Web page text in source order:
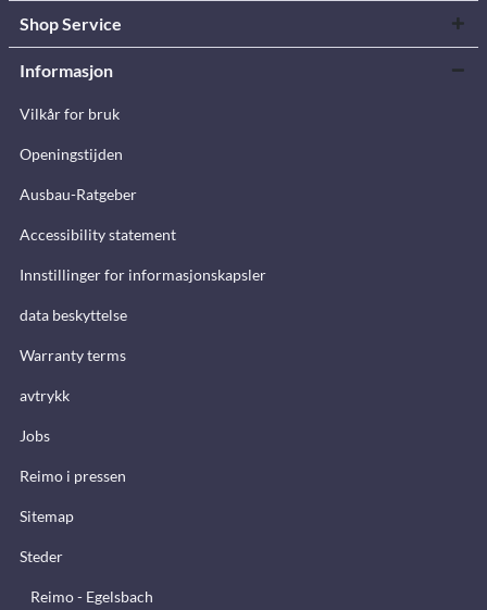
Shop Service
Informasjon
Vilkår for bruk
Openingstijden
Ausbau-Ratgeber
Accessibility statement
Innstillinger for informasjonskapsler
data beskyttelse
Warranty terms
avtrykk
Jobs
Reimo i pressen
Sitemap
Steder
Reimo - Egelsbach